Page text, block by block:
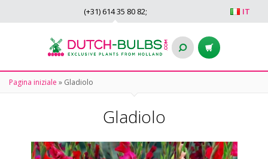
IT
(+31) 614 35 80 82;
Pagina iniziale » Gladiolo
Gladiolo